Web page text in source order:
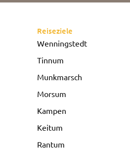
Reiseziele
Wenningstedt
Tinnum
Munkmarsch
Morsum
Kampen
Keitum
Rantum